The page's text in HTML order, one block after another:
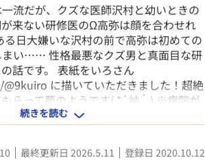
流だが、クズな医師沢村と幼いときの
来ない研修医のΩ高弥は顔を合わせれ
る日大嫌いな沢村の前で高弥は初めての
まい…… 性格最悪なクズ男と真面目な研
話です。 表紙をいろさん
に描いていただきました！超絶
らって夢のようです( *´艸｀) ※病院が
のことや病気のことについての記述が
りではありますが、医療従事者等では
大な間違いなどあるかもしれません。
続きを読む
最終更新日 2026.5.11 登録日 2020.10.12